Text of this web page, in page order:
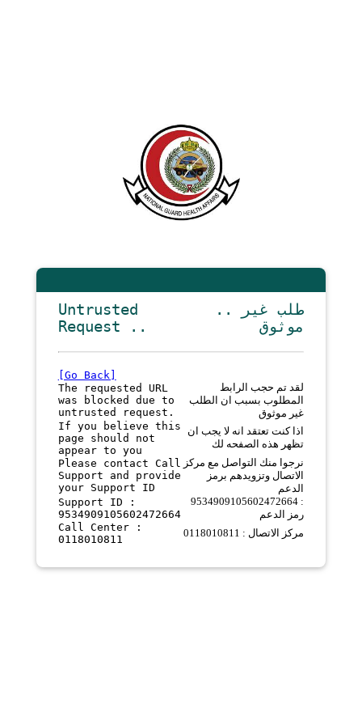
Untrusted
Request ..
.. طلب غير
موثوق
[Go Back]
The requested URL
was blocked due to
untrusted request.
لقد تم حجب الرابط
المطلوب بسبب ان الطلب
غير موثوق
If you believe this
page should not
appear to you
اذا كنت تعتقد انه لا يجب ان
تظهر هذه الصفحه لك
Please contact Call
Support and provide
your Support ID
نرجوا منك التواصل مع مركز
الاتصال وتزويدهم برمز
الدعم
Support ID :
9534909105602472664
9534909105602472664 :
رمز الدعم
Call Center :
0118010811
مركز الاتصال : 0118010811